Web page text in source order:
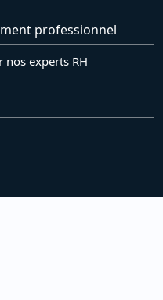
professionnel
nos experts RH